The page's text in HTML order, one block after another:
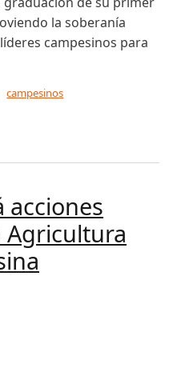
la soberanía
campesinos para
campesinos
acciones
Agricultura